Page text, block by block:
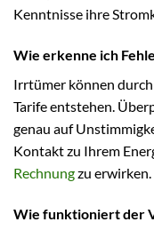
Kenntnisse ihre
Wie erkenne ich
Irrtümer können
Tarife entstehen.
genau auf
Kontakt zu Ihrem
Rechnungzu erwirken.
Wie funktioniert der